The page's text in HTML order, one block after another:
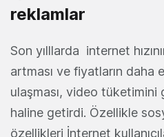
reklamlar
Son yılllarda internet
artması ve fiyatların
ulaşması, video tüketimini
haline getirdi. Özellikle
özellikleri İnternet